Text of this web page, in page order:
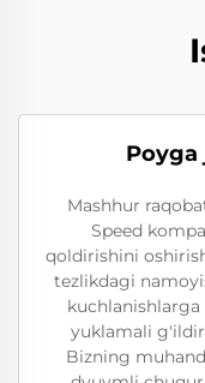
Mashhur
Speed
qoldirishini
tezlikdagi
yuklamali
Bizning